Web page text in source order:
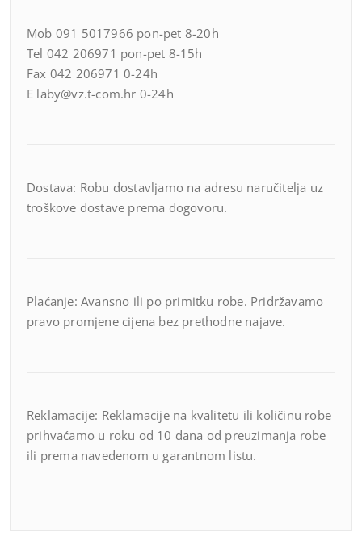
Mob 091 5017966 pon-pet 8-20h
Tel 042 206971 pon-pet 8-15h
Fax 042 206971 0-24h
E laby@vz.t-com.hr 0-24h
Dostava: Robu dostavljamo na adresu naručitelja uz
troškove dostave prema dogovoru.
Plaćanje: Avansno ili po primitku robe. Pridržavamo
pravo promjene cijena bez prethodne najave.
Reklamacije: Reklamacije na kvalitetu ili količinu robe
prihvaćamo u roku od 10 dana od preuzimanja robe
ili prema navedenom u garantnom listu.